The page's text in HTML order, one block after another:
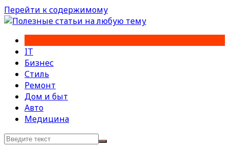
Перейти к содержимому
IT
Бизнес
Стиль
Ремонт
Дом и быт
Авто
Медицина